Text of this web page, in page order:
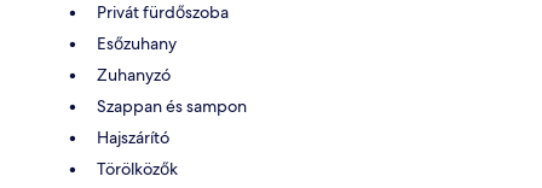
Privát fürdőszoba
Esőzuhany
Zuhanyzó
Szappan és sampon
Hajszárító
Törölközők